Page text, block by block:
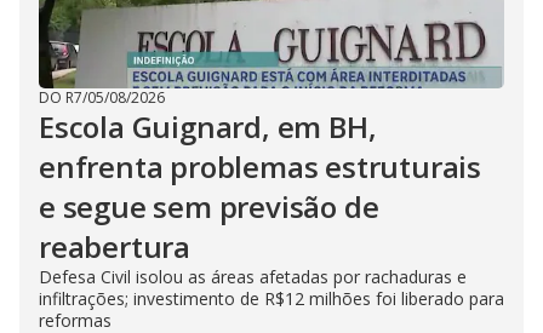
DO R7/05/08/2026
Escola Guignard, em BH,
enfrenta problemas estruturais
e segue sem previsão de
reabertura
Defesa Civil isolou as áreas afetadas por rachaduras e
infiltrações; investimento de R$12 milhões foi liberado para
reformas